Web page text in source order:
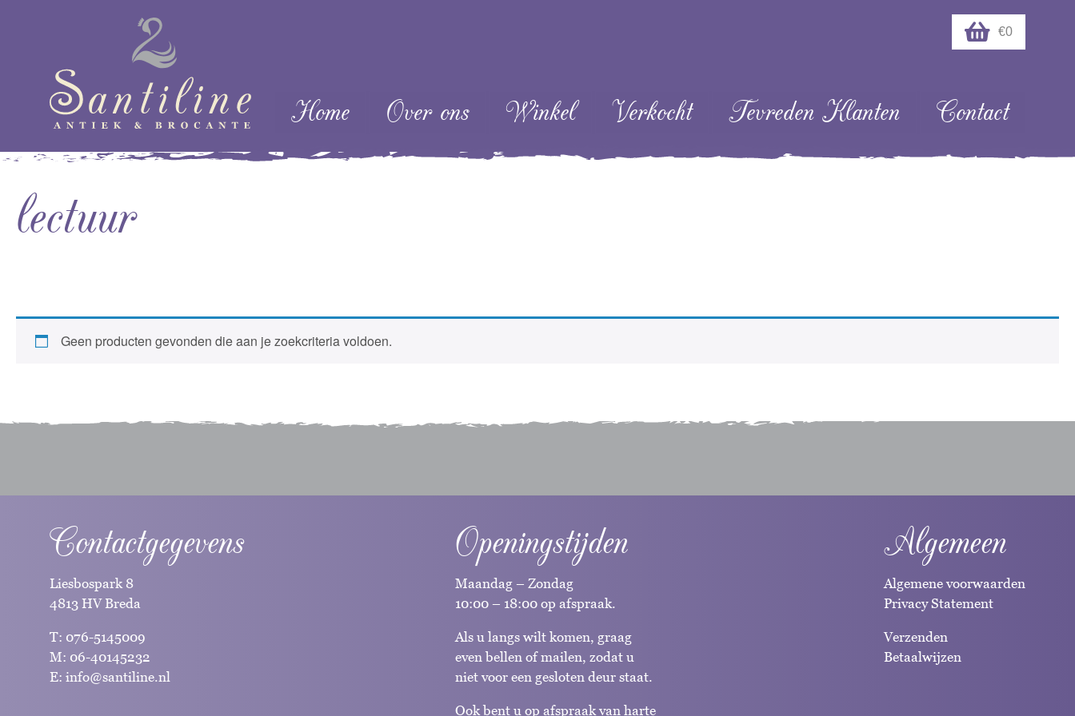
€0
Menu
Skip naar content
Home Over ons Winkel Verkocht Tevreden Klanten Contact
lectuur
Geen producten gevonden die aan je zoekcriteria voldoen.
Contactgegevens
Liesbospark 8
4813 HV Breda
T: 076-5145009
M: 06-40145232
E: info@santiline.nl
Openingstijden
Maandag – Zondag
10:00 – 18:00 op afspraak.
Als u langs wilt komen, graag
even bellen of mailen, zodat u
niet voor een gesloten deur staat.
Ook bent u op afspraak van harte
Algemeen
Algemene voorwaarden
Privacy Statement
Verzenden
Betaalwijzen